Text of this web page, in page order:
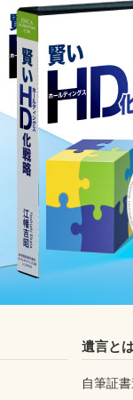
遺言と
自筆証